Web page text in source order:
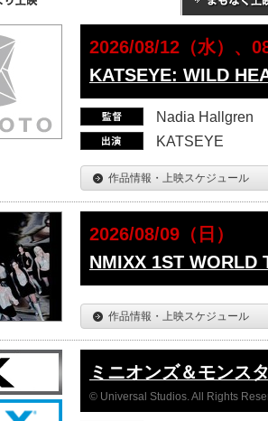
2026/08/12（水）、
KATSEYE: WILD
Nadia Hallgren
KATSEYE
作品情報・上映スケジュール
2026/08/09（日）
NMIXX 1ST WORLD
作品情報・上映スケジュール
ミニオンズ＆モンス
© Universal Studios. All Rights